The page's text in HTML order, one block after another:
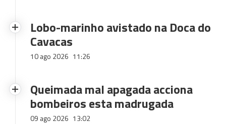
Lobo-marinho avistado na Doca do
Cavacas
10 ago 2026 11:26
Queimada mal apagada acciona
bombeiros esta madrugada
09 ago 2026 13:02